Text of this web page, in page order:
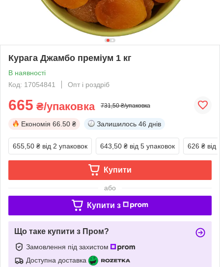
Курага Джамбо преміум 1 кг
В наявності
Код: 17054841
Опт і роздріб
665 ₴/упаковка 731,50 ₴/упаковка
Економія 66.50 ₴ Залишилось 46 днів
655,50 ₴ від 2 упаковок 643,50 ₴ від 5 упаковок 626 ₴ від
Купити
або
Купити з
Що таке купити з Пром?
Замовлення під захистом
Доступна доставка